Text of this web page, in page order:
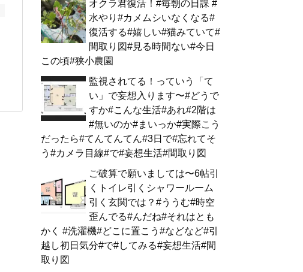
オクラ君復活！#毎朝の日課 #
水やり#カメムシいなくなる#
復活する#嬉しい#猫みていて#
間取り図#見る時間ない#今日
この頃#狭小農園
監視されてる！っていう「て
い」で妄想入ります〜#どうで
すか#こんな生活#あれ#2階は
#無いのか#まいっか#実際こう
だったら#てんてんてん#3日で#忘れてそ
う#カメラ目線#で#妄想生活#間取り図
ご破算で願いましては〜6帖引
くトイレ引くシャワールーム
引く玄関では？#ううむ#時空
歪んでる#んだね#それはとも
かく #洗濯機#どこに置こう#などなど#引
越し初日気分#で#してみる#妄想生活#間
取り図